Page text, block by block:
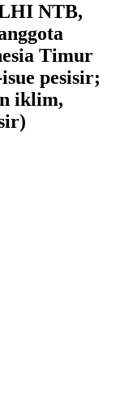
NTB,
Timur
pesisir;
iklim,